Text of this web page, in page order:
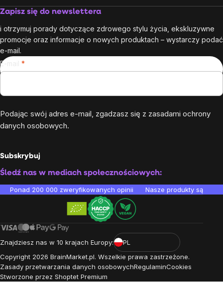
Zapisz się do newslettera
i otrzymuj porady dotyczące zdrowego stylu życia, ekskluzywne
promocje oraz informacje o nowych produktach – wystarczy podać
e-mail.
E-mail
Podając swój adres e-mail, zgadzasz się z zasadami ochrony
danych osobowych.
Subskrybuj
Śledź nas w mediach społecznościowych:
Ponad 200 000 zweryfikowanych opinii Nasze produkty są
Znajdziesz nas w 10 krajach Europy:
PL
Copyright 2026 BrainMarket.pl. Wszelkie prawa zastrzeżone.
Zasady przetwarzania danych osobowychRegulaminCookies
Stworzone przez Shoptet Premium